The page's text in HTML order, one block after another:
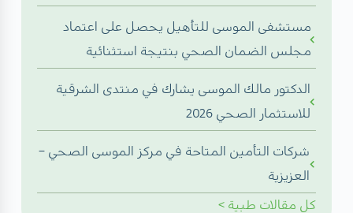
مستشفى الموسى للتأهيل يحصل على اعتماد
مجلس الضمان الصحي بنتيجة استثنائية
الدكتور مالك الموسى يشارك في منتدى الشرقية
للاستثمار الصحي 2026
شركات التأمين المتاحة في مركز الموسى الصحي –
العزيزية
كل مقالات طبية >